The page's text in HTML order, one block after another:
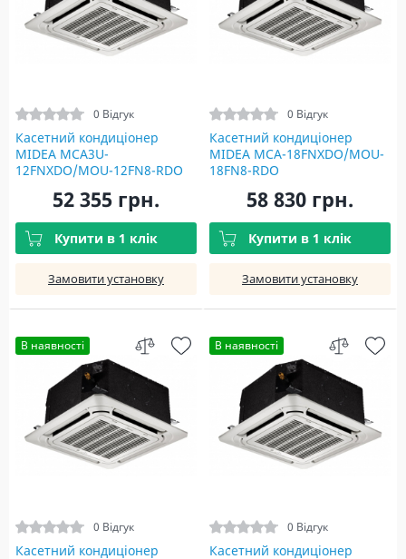
0 Відгук
Касетний кондиціонер
MIDEA MCA3U-
12FNXDO/MOU-12FN8-RDO
52 355 грн.
Купити в 1 клік
Замовити установку
0 Відгук
Касетний кондиціонер
MIDEA MCA-18FNXDO/MOU-
18FN8-RDO
58 830 грн.
Купити в 1 клік
Замовити установку
В наявності
0 Відгук
Касетний кондиціонер
В наявності
0 Відгук
Касетний кондиціонер